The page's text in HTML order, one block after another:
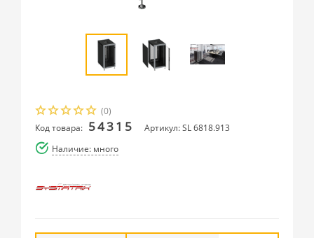
(0)
Код товара: 54315
Артикул: SL 6818.913
Наличие: много